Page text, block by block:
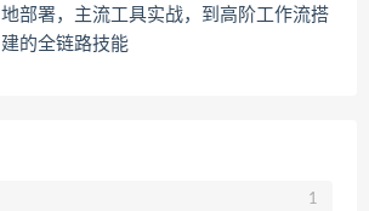
地部署，主流工具实战，到高阶工作流搭
建的全链路技能
1